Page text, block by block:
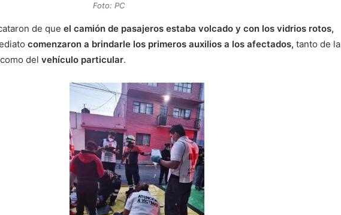
Foto: PC
de que el camión de pasajeros estaba volcado y con los vidrios rotos,
comenzaron a brindarle los primeros auxilios a los afectados, tanto de la
del vehículo particular.